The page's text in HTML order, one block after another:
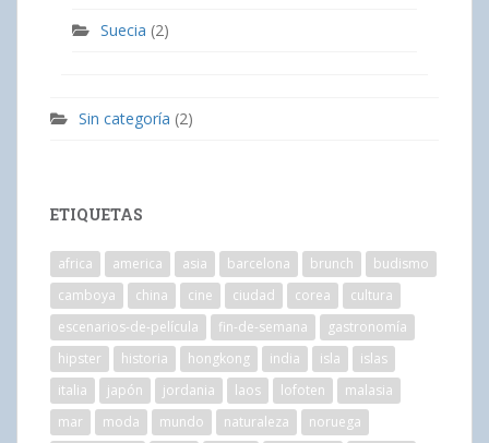
Suecia (2)
Sin categoría (2)
ETIQUETAS
africa america asia barcelona brunch
budismo
camboya
china cine ciudad corea
cultura
escenarios-de-película
fin-de-semana
gastronomía
hipster
historia hongkong india isla
islas
italia
japón jordania laos lofoten
malasia
mar
moda mundo naturaleza
noruega